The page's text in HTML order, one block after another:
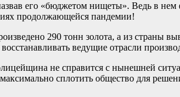
его «бюджетом нищеты». Ведь в
продолжающейся пандемии!
290 тонн золота, а из страны
ведущие отрасли
не справится с нынешней
сплотить общество для